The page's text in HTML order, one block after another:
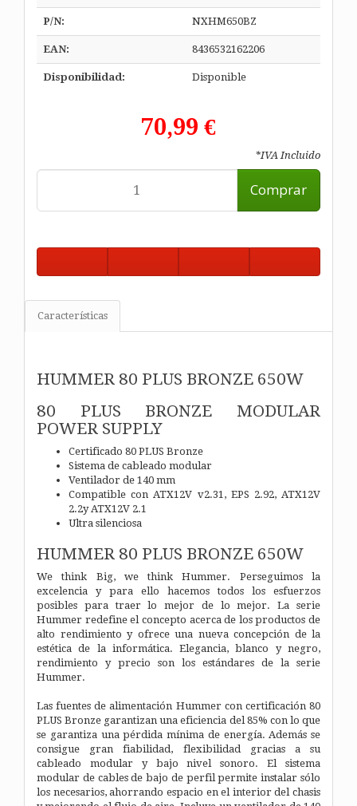
P/N: NXHM650BZ
EAN: 8436532162206
Disponibilidad: Disponible
70,99 €
*IVA Incluido
Comprar
Características
HUMMER 80 PLUS BRONZE 650W
80 PLUS BRONZE MODULAR
POWER SUPPLY
Certificado 80 PLUS Bronze
Sistema de cableado modular
Ventilador de 140 mm
Compatible con ATX12V v2.31, EPS 2.92, ATX12V
2.2y ATX12V 2.1
Ultra silenciosa
HUMMER 80 PLUS BRONZE 650W
We think Big, we think Hummer. Perseguimos la
excelencia y para ello hacemos todos los esfuerzos
posibles para traer lo mejor de lo mejor. La serie
Hummer redefine el concepto acerca de los productos de
alto rendimiento y ofrece una nueva concepción de la
estética de la informática. Elegancia, blanco y negro,
rendimiento y precio son los estándares de la serie
Hummer.
Las fuentes de alimentación Hummer con certificación 80
PLUS Bronze garantizan una eficiencia del 85% con lo que
se garantiza una pérdida mínima de energía. Además se
consigue gran fiabilidad, flexibilidad gracias a su
cableado modular y bajo nivel sonoro. El sistema
modular de cables de bajo de perfil permite instalar sólo
los necesarios, ahorrando espacio en el interior del chasis